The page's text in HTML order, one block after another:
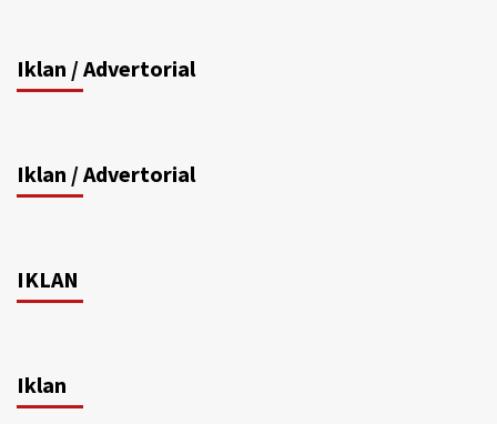
Iklan / Advertorial
Iklan / Advertorial
IKLAN
Iklan